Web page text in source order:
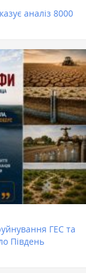
аналіз 8000
ГЕС та
Південь